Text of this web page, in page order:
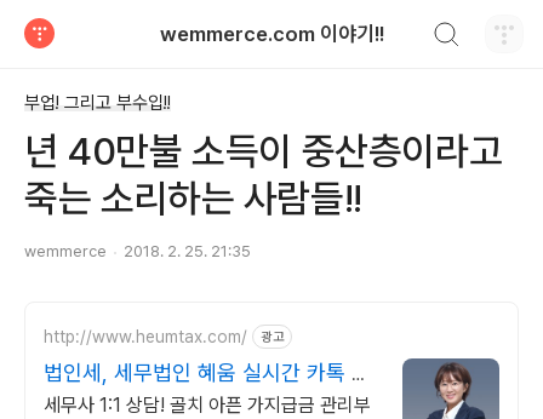
wemmerce.com 이야기!!
부업! 그리고 부수입!!
년 40만불 소득이 중산층이라고
죽는 소리하는 사람들!!
wemmerce 2018. 2. 25. 21:35
http://www.heumtax.com/ 광고
법인세, 세무법인 혜움 실시간 카톡 상
담 지원
세무사 1:1 상담! 골치 아픈 가지급금 관리부